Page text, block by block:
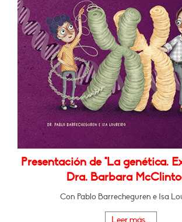
Presentación de "La genética.
Dra. Barbara
Con Pablo Barrecheguren e Isa
Leer más...